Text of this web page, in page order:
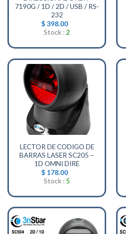
7190G / 1D / 2D / USB / RS-
232
$398.00
Stock :2
LECTOR DE CODIGO DE
BARRAS LASER SC205 –
1D OMNI DIRE
$178.00
Stock : 5